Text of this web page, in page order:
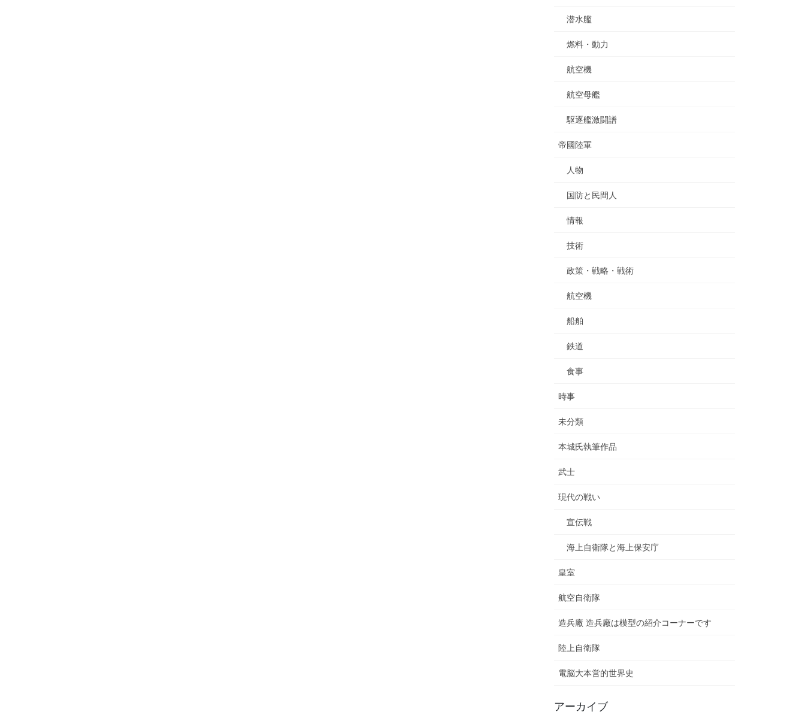
潜水艦
燃料・動力
航空機
航空母艦
駆逐艦激闘譜
帝國陸軍
人物
国防と民間人
情報
技術
政策・戦略・戦術
航空機
船舶
鉄道
食事
時事
未分類
本城氏執筆作品
武士
現代の戦い
宣伝戦
海上自衛隊と海上保安庁
皇室
航空自衛隊
造兵廠 造兵廠は模型の紹介コーナーです
陸上自衛隊
電脳大本営的世界史
アーカイブ